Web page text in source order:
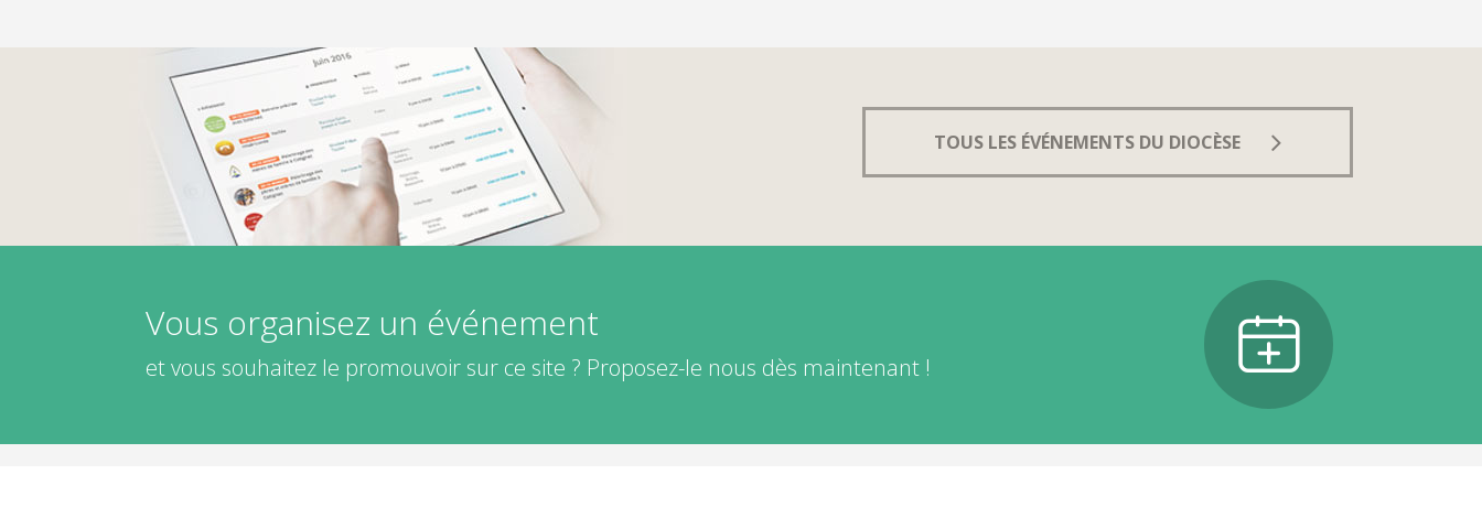
TOUS LES ÉVÉNEMENTS DU DIOCÈSE
Vous organisez un événement
et vous souhaitez le promouvoir sur ce site ? Proposez-le nous dès maintenant !